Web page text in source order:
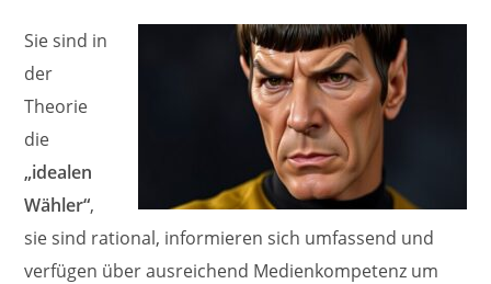
Sie sind in
der
Theorie
die
„idealen
Wähler“,
sie sind rational, informieren sich umfassend und
verfügen über ausreichend Medienkompetenz um